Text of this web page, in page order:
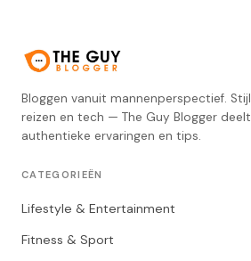
Bloggen vanuit mannenperspectief.
reizen en tech — The Guy Blogger deelt
authentieke ervaringen en tips.
CATEGORIEËN
Lifestyle & Entertainment
Fitness & Sport